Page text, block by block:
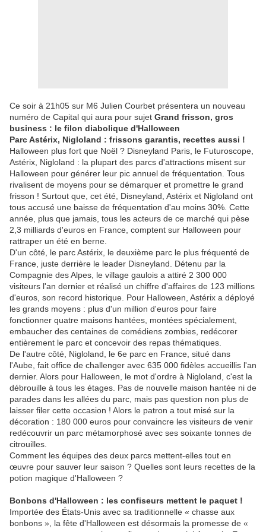
Ce soir à 21h05 sur M6 Julien Courbet présentera un nouveau
numéro de Capital qui aura pour sujet Grand frisson, gros
business : le filon diabolique d'Halloween
Parc Astérix, Nigloland : frissons garantis, recettes aussi !
Halloween plus fort que Noël ? Disneyland Paris, le Futuroscope,
Astérix, Nigloland : la plupart des parcs d'attractions misent sur
Halloween pour générer leur pic annuel de fréquentation. Tous
rivalisent de moyens pour se démarquer et promettre le grand
frisson ! Surtout que, cet été, Disneyland, Astérix et Nigloland ont
tous accusé une baisse de fréquentation d'au moins 30%. Cette
année, plus que jamais, tous les acteurs de ce marché qui pèse
2,3 milliards d'euros en France, comptent sur Halloween pour
rattraper un été en berne.
D'un côté, le parc Astérix, le deuxième parc le plus fréquenté de
France, juste derrière le leader Disneyland. Détenu par la
Compagnie des Alpes, le village gaulois a attiré 2 300 000
visiteurs l'an dernier et réalisé un chiffre d'affaires de 123 millions
d'euros, son record historique. Pour Halloween, Astérix a déployé
les grands moyens : plus d'un million d'euros pour faire
fonctionner quatre maisons hantées, montées spécialement,
embaucher des centaines de comédiens zombies, redécorer
entièrement le parc et concevoir des repas thématiques.
De l'autre côté, Nigloland, le 6e parc en France, situé dans
l'Aube, fait office de challenger avec 635 000 fidèles accueillis l'an
dernier. Alors pour Halloween, le mot d'ordre à Nigloland, c'est la
débrouille à tous les étages. Pas de nouvelle maison hantée ni de
parades dans les allées du parc, mais pas question non plus de
laisser filer cette occasion ! Alors le patron a tout misé sur la
décoration : 180 000 euros pour convaincre les visiteurs de venir
redécouvrir un parc métamorphosé avec ses soixante tonnes de
citrouilles.
Comment les équipes des deux parcs mettent-elles tout en
œuvre pour sauver leur saison ? Quelles sont leurs recettes de la
potion magique d'Halloween ?
Bonbons d'Halloween : les confiseurs mettent le paquet !
Importée des États-Unis avec sa traditionnelle « chasse aux
bonbons », la fête d'Halloween est désormais la promesse de «